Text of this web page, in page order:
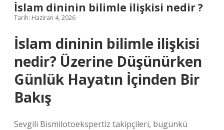
İslam dininin bilimle ilişkisi nedir ?
Tarih: Haziran 4, 2026
İslam dininin bilimle ilişkisi
nedir? Üzerine Düşünürken
Günlük Hayatın İçinden Bir
Bakış
Sevgili Bismilotoekspertiz takipçileri, bugünkü